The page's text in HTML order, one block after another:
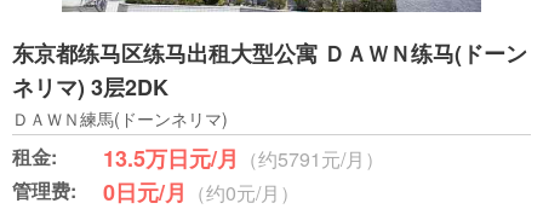
东京都练马区练马出租大型公寓 ＤＡＷＮ练马(ドーン
ネリマ) 3层2DK
ＤＡＷＮ練馬(ドーンネリマ)
租金: 13.5万日元/月 （约5791元/月）
管理费:
0日元/月 （约0元/月）